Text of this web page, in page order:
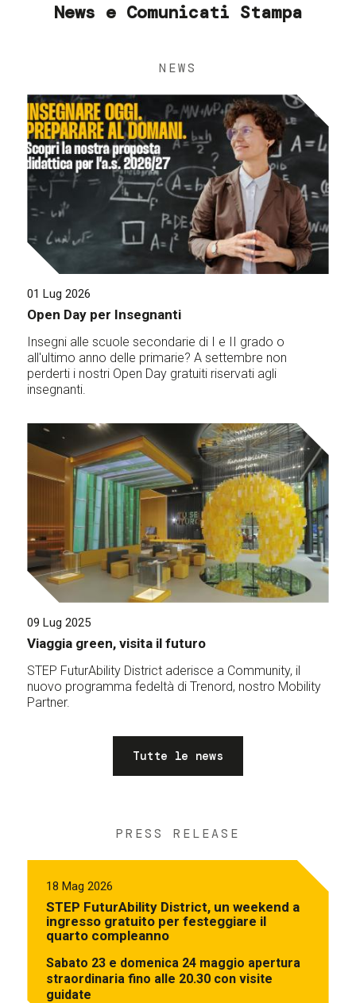
News e Comunicati Stampa
NEWS
01 Lug 2026
Open Day per Insegnanti
Insegni alle scuole secondarie di I e II grado o
all'ultimo anno delle primarie? A settembre non
perderti i nostri Open Day gratuiti riservati agli
insegnanti.
09 Lug 2025
Viaggia green, visita il futuro
STEP FuturAbility District aderisce a Community, il
nuovo programma fedeltà di Trenord, nostro Mobility
Partner.
Tutte le news
PRESS RELEASE
18 Mag 2026
STEP FuturAbility District, un weekend a
ingresso gratuito per festeggiare il
quarto compleanno
Sabato 23 e domenica 24 maggio apertura
straordinaria fino alle 20.30 con visite
guidate